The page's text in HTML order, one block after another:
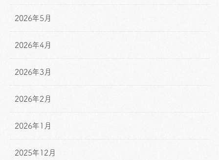
2026年5月
2026年4月
2026年3月
2026年2月
2026年1月
2025年12月